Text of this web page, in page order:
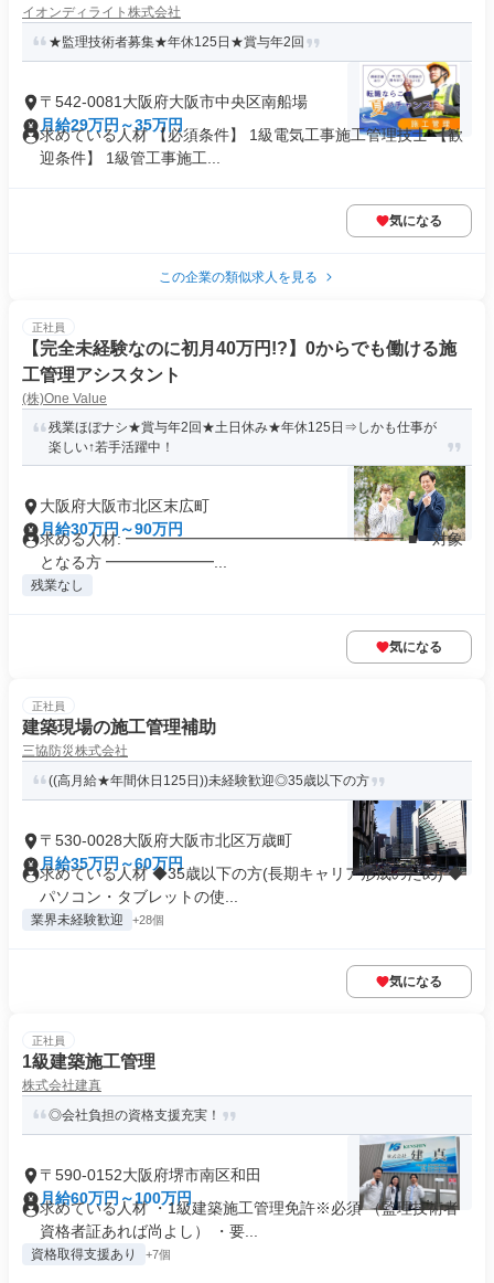
イオンディライト株式会社
★監理技術者募集★年休125日★賞与年2回
〒542-0081大阪府大阪市中央区南船場
月給29万円～35万円
求めている人材 【必須条件】 1級電気工事施工管理技士 【歓
迎条件】 1級管工事施工...
気になる
この企業の類似求人を見る
正社員
【完全未経験なのに初月40万円!?】0からでも働ける施
工管理アシスタント
(株)One Value
残業ほぼナシ★賞与年2回★土日休み★年休125日⇒しかも仕事が
楽しい↑若手活躍中！
大阪府大阪市北区末広町
月給30万円～90万円
求める人材: ━━━━━━━━━━━━━━━━━━ ■ 対象
となる方 ━━━━━━━...
残業なし
気になる
正社員
建築現場の施工管理補助
三協防災株式会社
((高月給★年間休日125日))未経験歓迎◎35歳以下の方
〒530-0028大阪府大阪市北区万歳町
月給35万円～60万円
求めている人材 ◆35歳以下の方(長期キャリア形成のため) ◆
パソコン・タブレットの使...
業界未経験歓迎 +28個
気になる
正社員
1級建築施工管理
株式会社建真
◎会社負担の資格支援充実！
〒590-0152大阪府堺市南区和田
月給60万円～100万円
求めている人材 ・1級建築施工管理免許※必須 （監理技術者
資格者証あれば尚よし） ・要...
資格取得支援あり +7個